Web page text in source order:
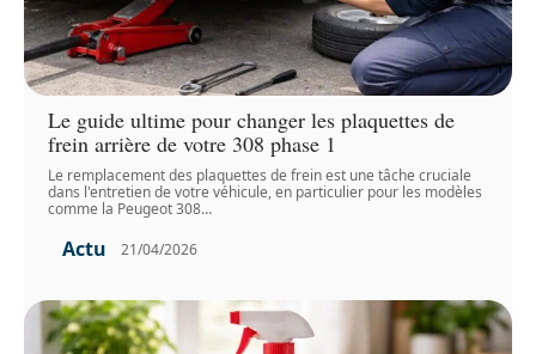
Le guide ultime pour changer les plaquettes de
frein arrière de votre 308 phase 1
Le remplacement des plaquettes de frein est une tâche cruciale
dans l'entretien de votre véhicule, en particulier pour les modèles
comme la Peugeot 308…
Actu 21/04/2026